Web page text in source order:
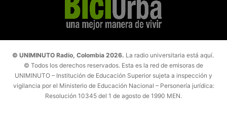
© UNIMINUTO Radio, Colombia 2026. La radio universitaria está aquí.
© Todos los derechos reservados. Esta es la red de emisoras de
UNIMINUTO – Institución de Educación Superior sujeta a inspección y
vigilancia por el Ministerio de Educación Nacional – Personería jurídica:
Resolución 10345 del 1 de agosto de 1990 MEN.